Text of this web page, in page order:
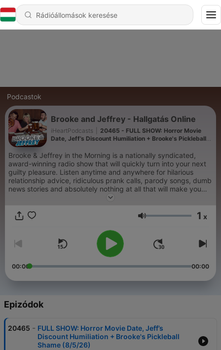
Podcastok
Brooke and Jeffrey - Hallgatás Online
iHeartPodcasts
20465 - FULL SHOW: Horror Movie
Date, Jeff’s Discount Humiliation + Brooke's Pickleball
Brooke & Jeffrey in the Morning is a nationally syndicated,
award-winning radio show that will quickly turn into your next
guilty pleasure. Listen anytime and anywhere for hilarious
relationship advice, ridiculous prank calls, parody songs, dumb
news stories and absolutely nothing at all that will make you
smarter…but will make you laugh. New episodes daily that are
punish your annoying neighbors.
Hangerő 1 x
00:00 00:00
Epizódok
20465 - FULL SHOW: Horror Movie Date, Jeff’s
Discount Humiliation + Brooke's Pickleball
Shame (8/5/26)